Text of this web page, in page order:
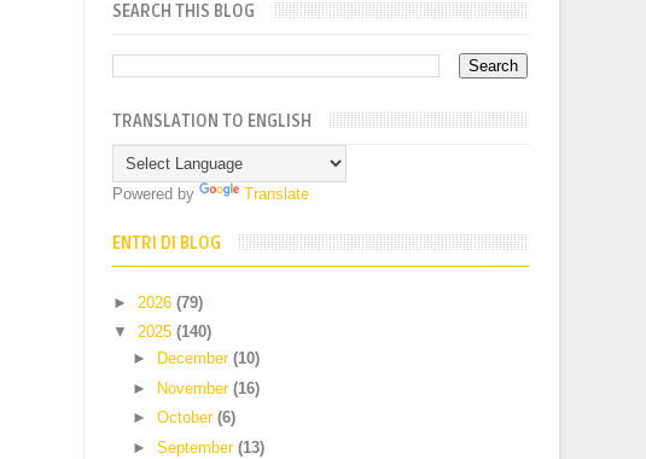
SEARCH THIS BLOG
TRANSLATION TO ENGLISH
Powered by Translate
ENTRI DI BLOG
► 2026(79)
▼2025(140)
►
December (10)
► November (16)
► October (6)
► September (13)